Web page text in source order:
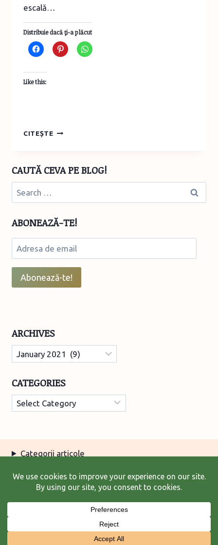
escală…
Distribuie dacă ţi-a plăcut
Like this:
CITEȘTECĂRȚILE
ȘI
CARTEA
PREFERATĂ
ACEST
CAUTĂ CEVA PE BLOG!
Search
for:
ABONEAZĂ-TE!
Adresa
de
email
Abonează-te!
ARCHIVES
Archives
CATEGORIES
Categories
Categorii articole
Arhiva articole